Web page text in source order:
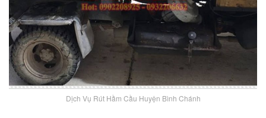
Dịch Vụ Rút Hầm Cầu Huyện Bình Chánh